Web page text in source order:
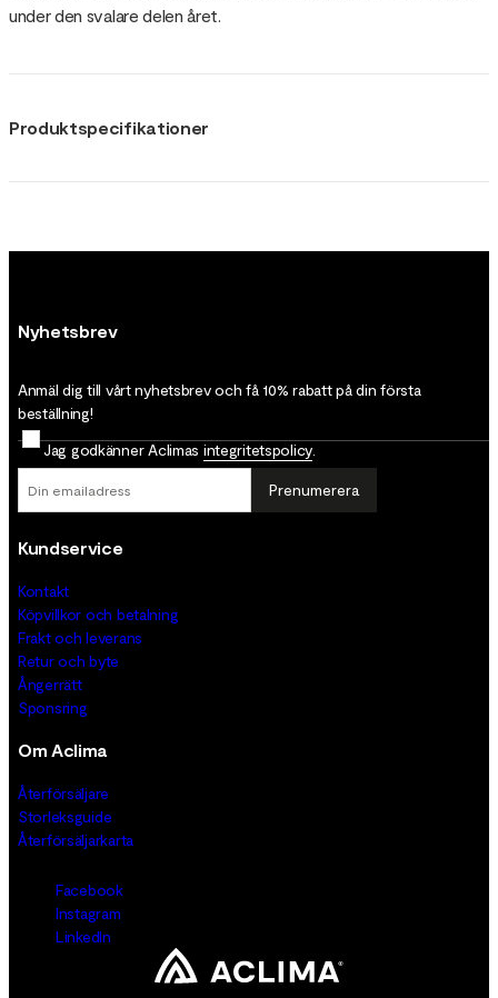
under den svalare delen året.
Produktspecifikationer
Nyhetsbrev
Anmäl dig till vårt nyhetsbrev och få 10% rabatt på din första
beställning!
Jag godkänner Aclimas integritetspolicy
Prenumerera
Kundservice
Kontakt
Köpvillkor och betalning
Frakt och leverans
Retur och byte
Ångerrätt
Sponsring
Om Aclima
Återförsäljare
Storleksguide
Återförsäljarkarta
Facebook
Instagram
LinkedIn